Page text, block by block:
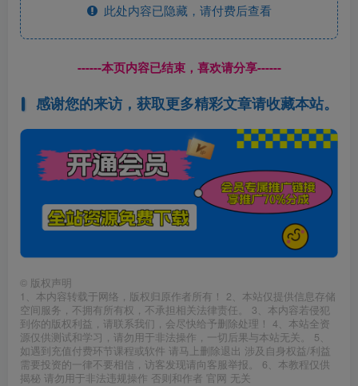
此处内容已隐藏，请付费后查看
------本页内容已结束，喜欢请分享------
感谢您的来访，获取更多精彩文章请收藏本站。
© 版权声明
1、本内容转载于网络，版权归原作者所有！ 2、本站仅提供信息存储
空间服务，不拥有所有权，不承担相关法律责任。 3、本内容若侵犯
到你的版权利益，请联系我们，会尽快给予删除处理！ 4、本站全资
源仅供测试和学习，请勿用于非法操作，一切后果与本站无关。 5、
如遇到充值付费环节课程或软件 请马上删除退出 涉及自身权益/利益
需要投资的一律不要相信，访客发现请向客服举报。 6、本教程仅供
揭秘 请勿用于非法违规操作 否则和作者 官网 无关